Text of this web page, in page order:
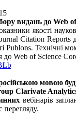
видань до Web
якості
Citation
Publons. Технічні
Web of Science
мовою
Clarivate
вебінарів
перегляду.